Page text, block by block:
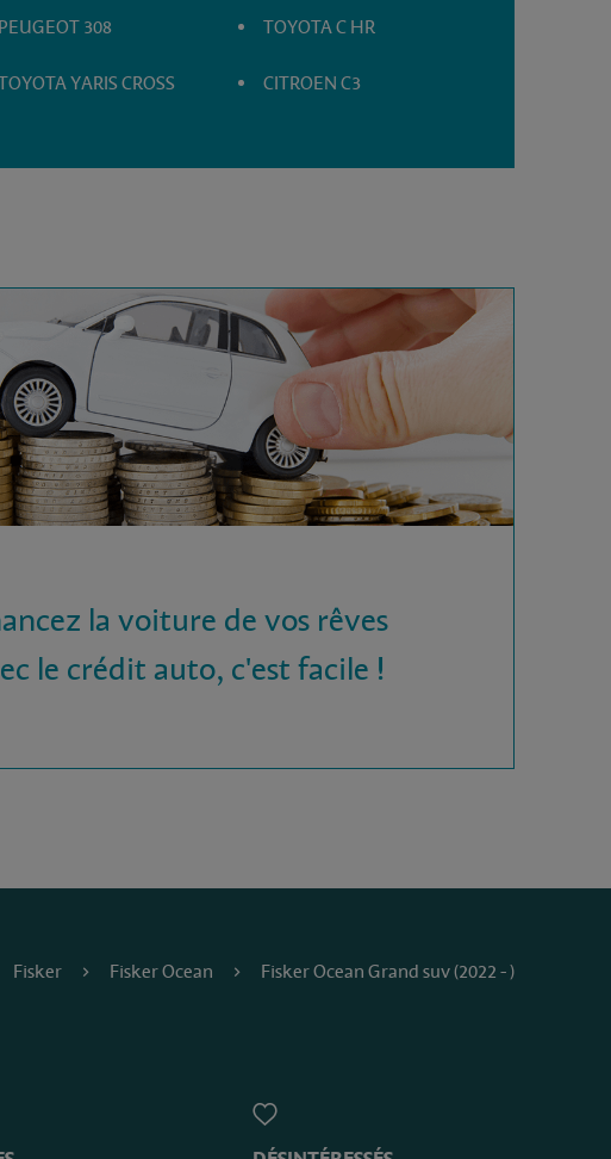
PEUGEOT 308
YARIS CROSS
TOYOTA C HR
CITROEN C3
la voiture de vos rêves
le crédit auto, c'est facile !
Fisker Fisker Ocean Fisker Ocean Grand suv (2022 - )